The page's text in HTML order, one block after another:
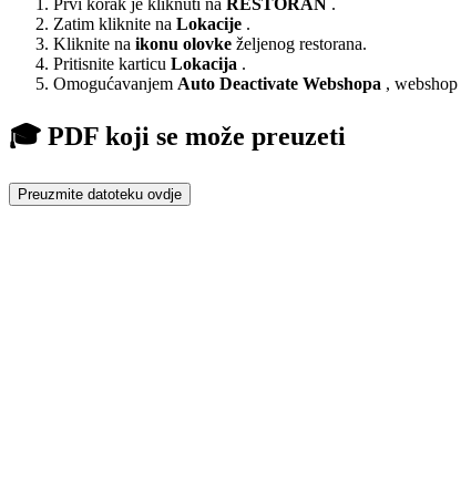
Zatim kliknite na Lokacije .
Kliknite na ikonu olovke željenog restorana.
Pritisnite karticu Lokacija .
Omogućavanjem Auto Deactivate Webshopa ,
🎓 PDF koji se može preuzeti
Preuzmite datoteku ovdje